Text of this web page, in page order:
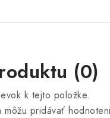
(0)
k tejto položke.
pridávať